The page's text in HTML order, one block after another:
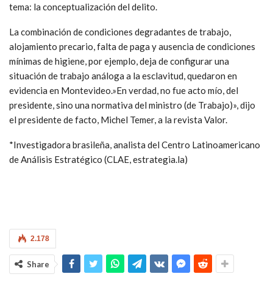
tema: la conceptualización del delito.
La combinación de condiciones degradantes de trabajo,
alojamiento precario, falta de paga y ausencia de condiciones
mínimas de higiene, por ejemplo, deja de configurar una
situación de trabajo análoga a la esclavitud, quedaron en
evidencia en Montevideo.»En verdad, no fue acto mío, del
presidente, sino una normativa del ministro (de Trabajo)», dijo
el presidente de facto, Michel Temer, a la revista Valor.
*Investigadora brasileña, analista del Centro Latinoamericano
de Análisis Estratégico (CLAE, estrategia.la)
2.178
Share